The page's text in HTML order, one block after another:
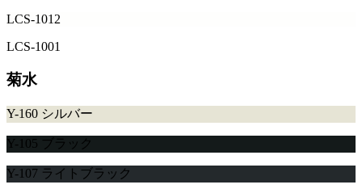
LCS-1012
LCS-1001
菊水
Y-160 シルバー
Y-105 ブラック
Y-107 ライトブラック